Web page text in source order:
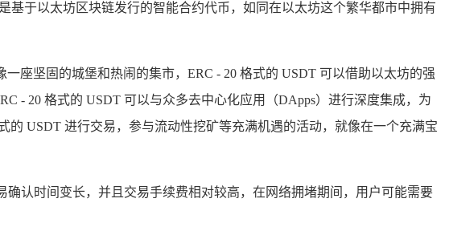
基于以太坊区块链发行的智能合约代币，如同在以太坊这个繁华都市中拥有
座坚固的城堡和热闹的集市，ERC - 20 格式的 USDT 可以借助以太坊的强
- 20 格式的 USDT 可以与众多去中心化应用（DApps）进行深度集成，为
USDT 进行交易，参与流动性挖矿等充满机遇的活动，就像在一个充满宝
认时间变长，并且交易手续费相对较高，在网络拥堵期间，用户可能需要